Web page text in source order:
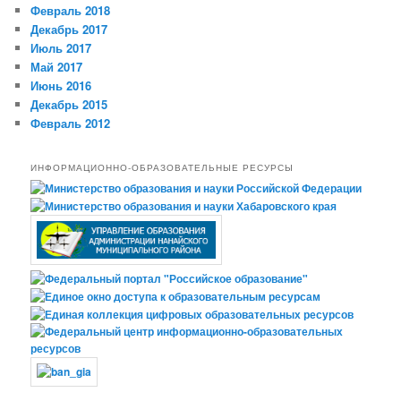
Февраль 2018
Декабрь 2017
Июль 2017
Май 2017
Июнь 2016
Декабрь 2015
Февраль 2012
ИНФОРМАЦИОННО-ОБРАЗОВАТЕЛЬНЫЕ РЕСУРСЫ